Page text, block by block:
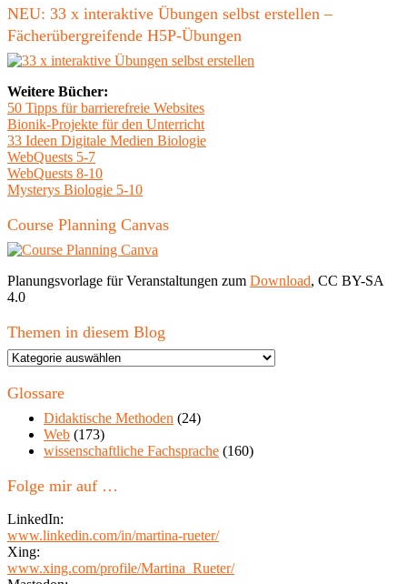
NEU: 33 x interaktive Übungen selbst erstellen –
Fächerübergreifende H5P-Übungen
Weitere Bücher:
50 Tipps für barrierefreie Websites
Bionik-Projekte für den Unterricht
33 Ideen Digitale Medien Biologie
WebQuests 5-7
WebQuests 8-10
Mysterys Biologie 5-10
Course Planning Canvas
Planungsvorlage für Veranstaltungen zum Download, CC BY-SA
4.0
Themen in diesem Blog
Themen
diesem
Glossare
Didaktische Methoden (24)
Web (173)
wissenschaftliche Fachsprache (160)
Folge mir auf …
LinkedIn:
www.linkedin.com/in/martina-rueter/
Xing:
www.xing.com/profile/Martina_Rueter/